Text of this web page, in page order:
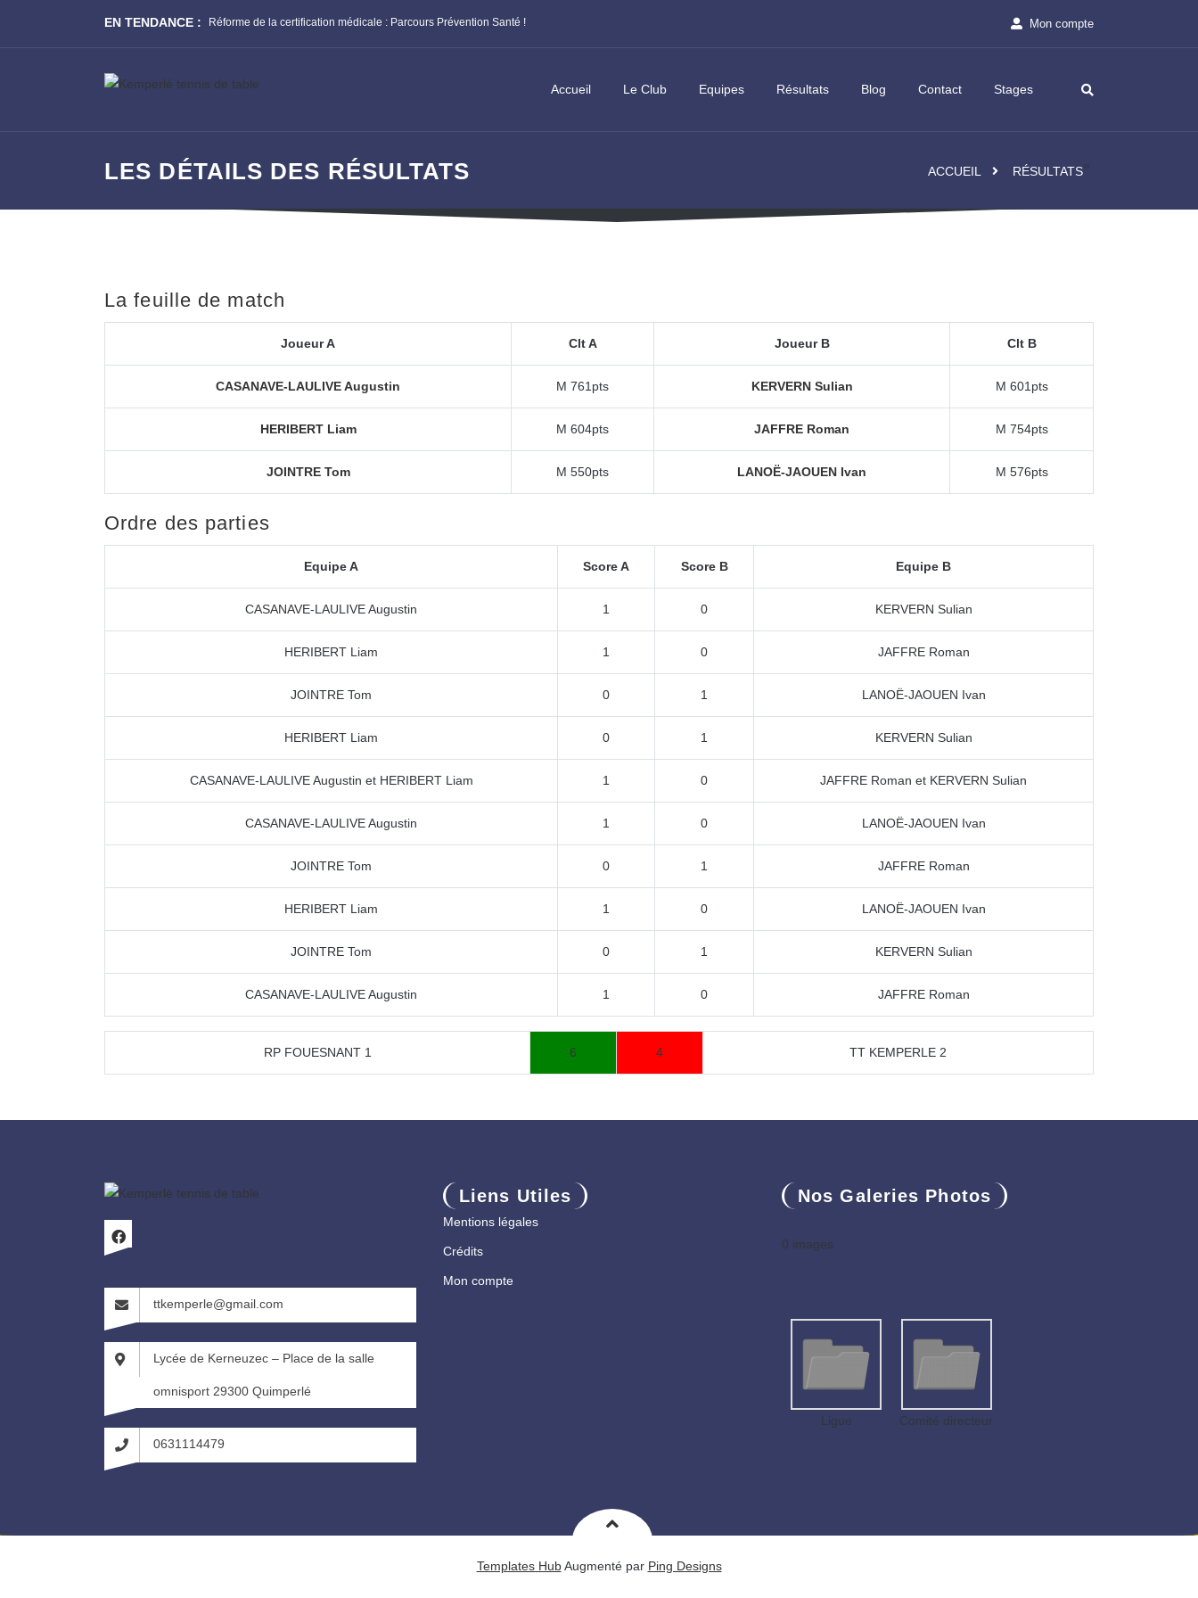
EN TENDANCE :
Réforme de la certification médicale : Parcours Prévention Santé ! Assemblée Générale de la Ligue : Appel à candidature Championnat par Equipes Régional – Poules 2026/2027 1ère Phase
Mon compte
Accueil Le Club Equipes Résultats Blog Contact Stages
LES DÉTAILS DES RÉSULTATS ACCUEIL »
RÉSULTATS
La feuille de match
Joueur A Clt A Joueur B Clt B
CASANAVE-LAULIVE Augustin M 761pts KERVERN Sulian M 601pts
HERIBERT Liam M 604pts JAFFRE Roman M 754pts
JOINTRE Tom M 550pts LANOË-JAOUEN Ivan M 576pts
Ordre des parties
Equipe A Score A Score B Equipe B
CASANAVE-LAULIVE Augustin 1 0 KERVERN Sulian
HERIBERT Liam 1 0 JAFFRE Roman
JOINTRE Tom 0 1 LANOË-JAOUEN Ivan
HERIBERT Liam 0 1 KERVERN Sulian
CASANAVE-LAULIVE Augustin et HERIBERT Liam 1 0 JAFFRE Roman et KERVERN Sulian
CASANAVE-LAULIVE Augustin 1 0 LANOË-JAOUEN Ivan
JOINTRE Tom 0 1 JAFFRE Roman
HERIBERT Liam 1 0 LANOË-JAOUEN Ivan
JOINTRE Tom 0 1 KERVERN Sulian
CASANAVE-LAULIVE Augustin 1 0 JAFFRE Roman
RP FOUESNANT 1 6 4 TT KEMPERLE 2
ttkemperle@gmail.com
Lycée de Kerneuzec – Place de la salle
omnisport 29300 Quimperlé
0631114479
Liens Utiles
Mentions légales
Crédits
Mon compte
Nos Galeries Photos
0 images
Ligue Comité directeur
Templates HubAugmenté par Ping Designs